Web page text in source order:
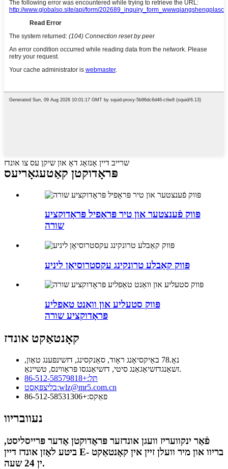
שרייב דיין אָנזאָג דאָ און שיקן עס צו אונדז
פּראָדוקטן קאַטעגאָריעס
פּווק פֿענצטער און טיר פּראָפיל פּראָדוקציע
שורה
פּווק קאַבלע טרונקינג עקסטרוסיאָן ליניע
פּווק סטעליע און וואַנט טאַפליע
פּראָדוקציע שורה
קאָנטאַקט אונדז
נאָ.78 באַיקסיאָנג ראָוד, סאַנקסינג, דזשינפענג טאַון,
זשאַנגדזשיאַגאַנג סיטי, דזשיאַנגסו פּראַווינס, טשיינאַ.
תּל:+86-512-58579818
בליצפּאָסט:wlz@mr5.com.cn
פאַקס:+86-512-58531306
נעוובריוו
פֿאַר ינקוועריז וועגן אונדזער פּראָדוקטן אָדער פּרייסליסט,
ביטע לאָזן אונדז דיין E- בריוו און מיר וועלן זיין אין קאָנטאַקט
ין 24 שעה.